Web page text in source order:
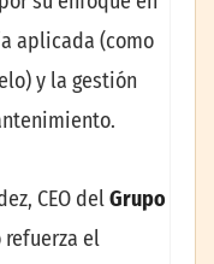
aplicada (como
y la gestión
CEO delGrupo
refuerza el